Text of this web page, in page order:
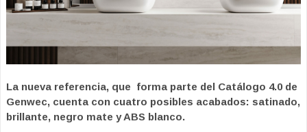
La nueva referencia, que forma parte del Catálogo 4.0 de
Genwec, cuenta con cuatro posibles acabados: satinado,
brillante, negro mate y ABS blanco.